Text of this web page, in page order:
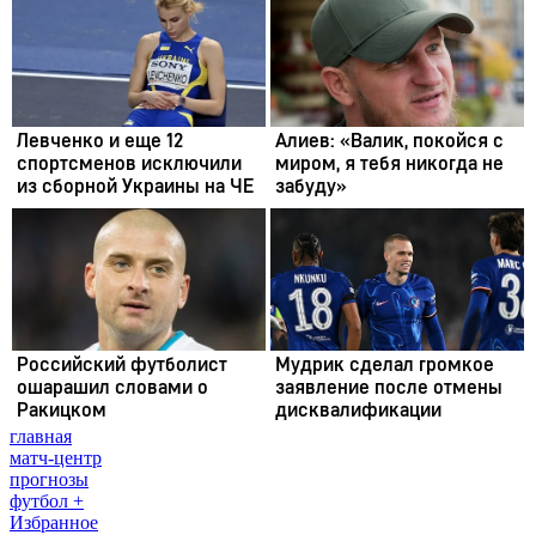
главная
матч-центр
прогнозы
футбол +
Избранное